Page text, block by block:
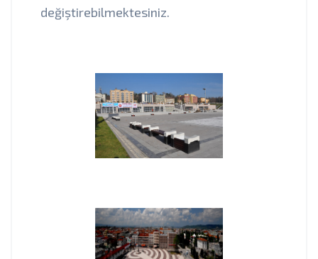
değiştirebilmektesiniz.